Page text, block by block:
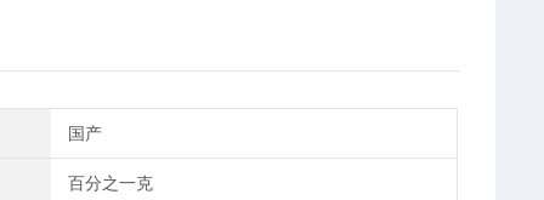
国产
百分之一克